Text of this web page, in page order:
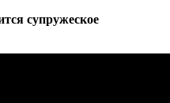
супружеское